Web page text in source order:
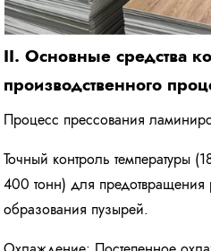
II. Основные средства
производственного
Процесс прессования
Точный контроль температуры
400 тонн) для предотвращения
образования пузырей.